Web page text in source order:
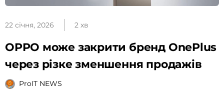
22 січня, 2026 2 хв
OPPO може закрити бренд OnePlus
через різке зменшення продажів
ProIT NEWS